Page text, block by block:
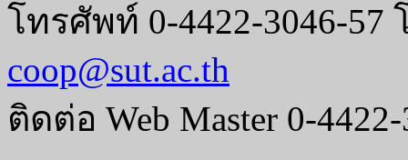
โทรศัพท์ 0-4422-3046-57
coop@sut.ac.th
ติดต่อ Web Master 0-